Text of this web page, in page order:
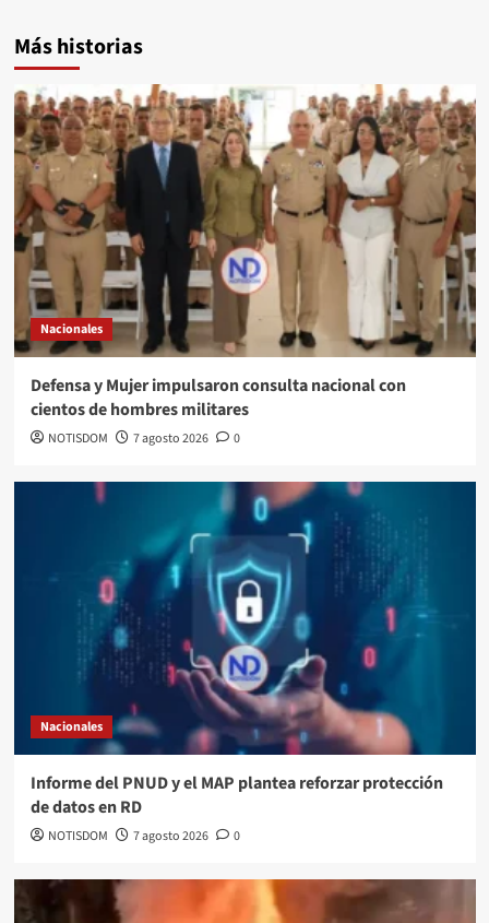
Más historias
Nacionales
Defensa y Mujer impulsaron consulta nacional con
cientos de hombres militares
NOTISDOM 7 agosto 2026 0
Nacionales
Informe del PNUD y el MAP plantea reforzar protección
de datos en RD
NOTISDOM 7 agosto 2026 0